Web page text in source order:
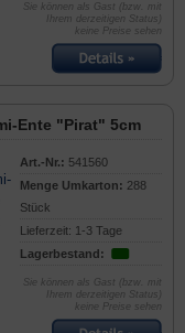
Sie können als Gast (bzw. mit
Ihrem derzeitigen Status)
keine Preise sehen
Ente "Pirat" 5cm
Art.-Nr.: 541560
Menge Umkarton: 288
Stück
Lieferzeit: 1-3 Tage
Lagerbestand:
Sie können als Gast (bzw. mit
Ihrem derzeitigen Status)
keine Preise sehen